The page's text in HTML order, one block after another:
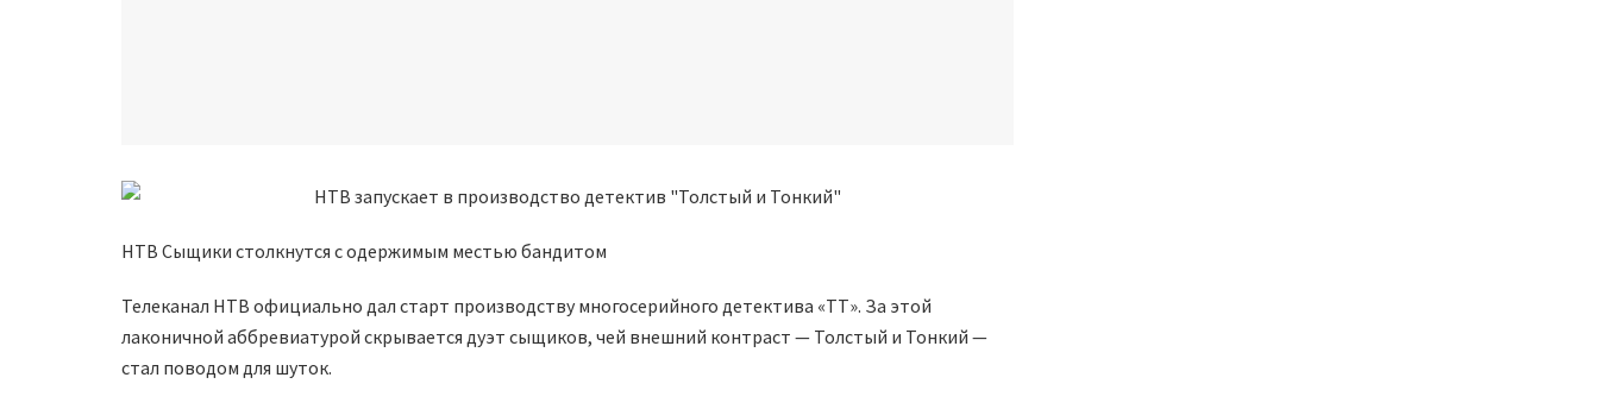
НТВ Сыщики столкнутся с одержимым местью бандитом
Телеканал НТВ официально дал старт производству многосерийного детектива «ТТ». За этой
лаконичной аббревиатурой скрывается дуэт сыщиков, чей внешний контраст — Толстый и Тонкий —
стал поводом для шуток.